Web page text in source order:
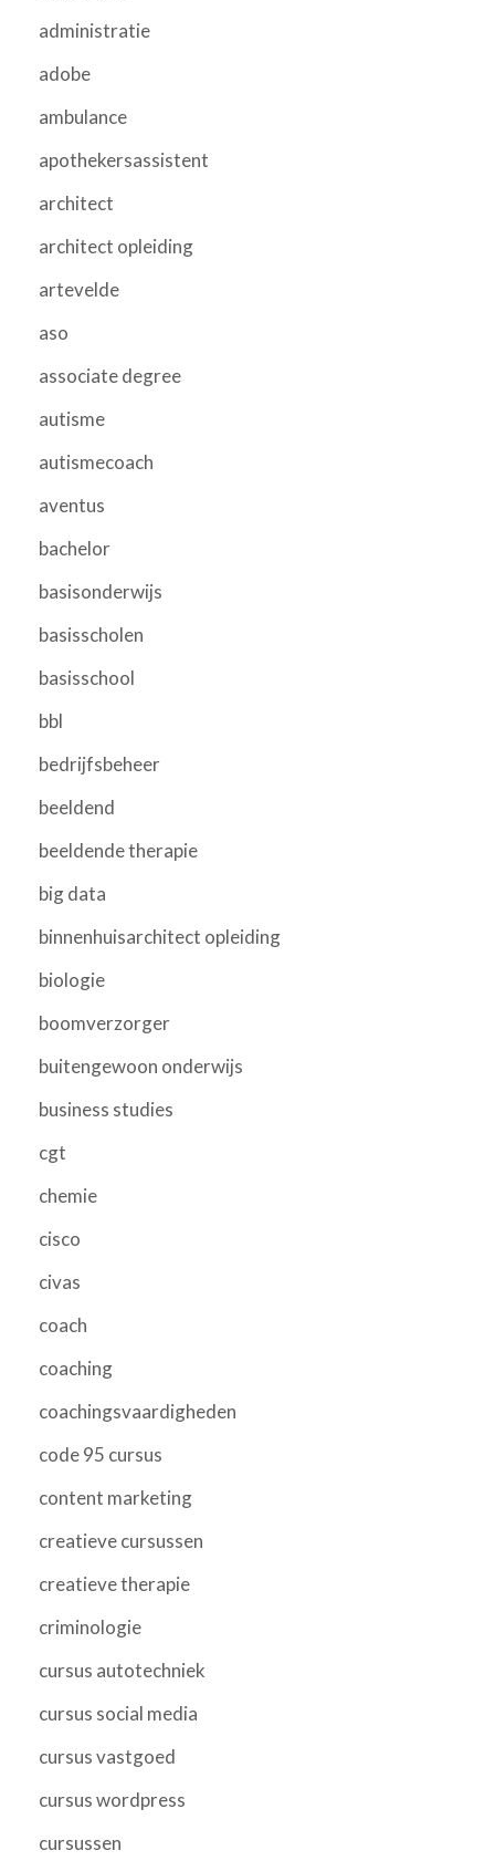
administratie
adobe
ambulance
apothekersassistent
architect
architect opleiding
artevelde
aso
associate degree
autisme
autismecoach
aventus
bachelor
basisonderwijs
basisscholen
basisschool
bbl
bedrijfsbeheer
beeldend
beeldende therapie
big data
binnenhuisarchitect opleiding
biologie
boomverzorger
buitengewoon onderwijs
business studies
cgt
chemie
cisco
civas
coach
coaching
coachingsvaardigheden
code 95 cursus
content marketing
creatieve cursussen
creatieve therapie
criminologie
cursus autotechniek
cursus social media
cursus vastgoed
cursus wordpress
cursussen